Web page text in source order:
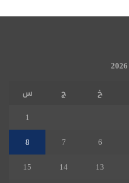
خ ج
س
1
6
7
8
13
14
15